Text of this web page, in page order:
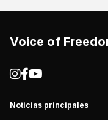
Voice of
Noticias principales